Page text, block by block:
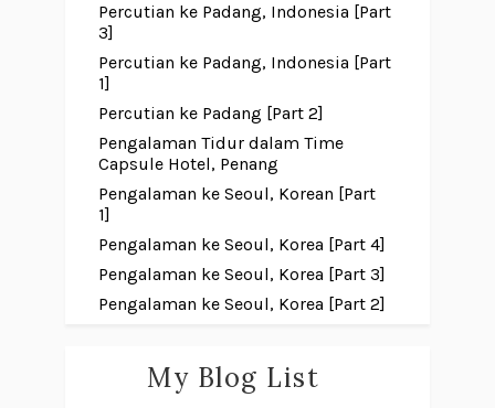
Percutian ke Padang, Indonesia [Part
3]
Percutian ke Padang, Indonesia [Part
1]
Percutian ke Padang [Part 2]
Pengalaman Tidur dalam Time
Capsule Hotel, Penang
Pengalaman ke Seoul, Korean [Part
1]
Pengalaman ke Seoul, Korea [Part 4]
Pengalaman ke Seoul, Korea [Part 3]
Pengalaman ke Seoul, Korea [Part 2]
My Blog List